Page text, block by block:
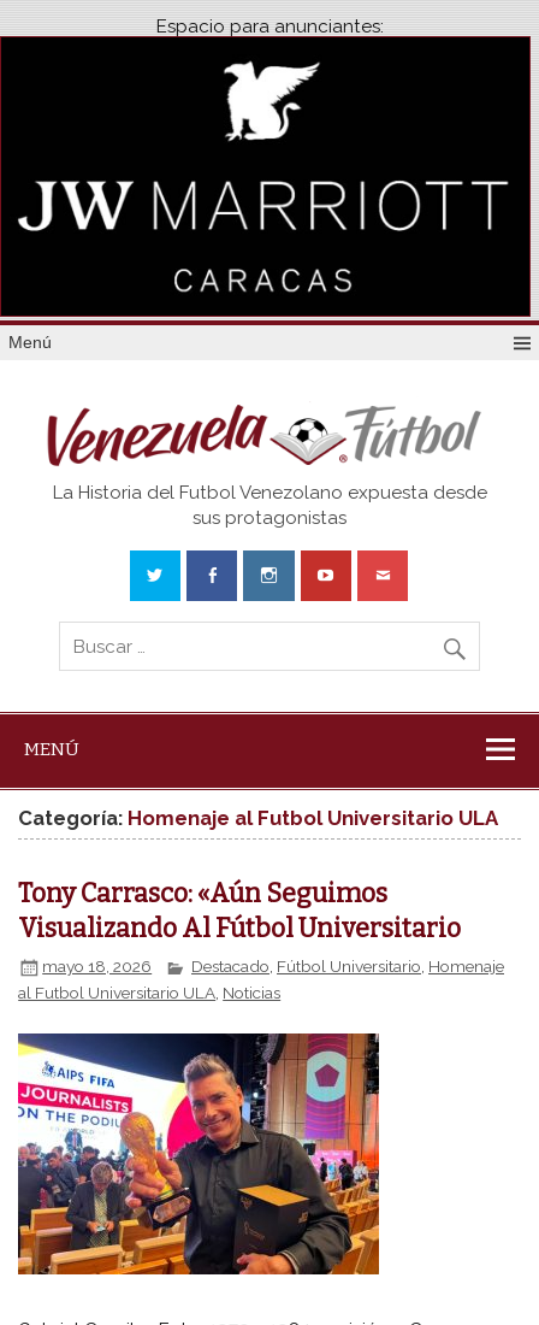
Espacio para anunciantes:
Menú
Venezuela
La Historia del Futbol Venezolano expuesta desde
sus protagonistas
MENÚ
Categoría: Homenaje al Futbol Universitario ULA
Tony Carrasco: «Aún Seguimos
Visualizando Al Fútbol Universitario
mayo 18, 2026 Destacado, Fútbol Universitario, Homenaje
al Futbol Universitario ULA Noticias